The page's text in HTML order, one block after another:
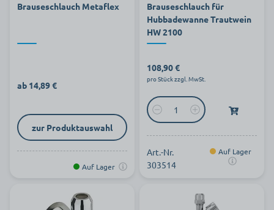
Brauseschlauch Metaflex
ab 14,89 €
zur Produktauswahl
Auf Lager
Brauseschlauch für
Hubbadewanne Trautwein
HW 2100
108,90 €
pro Stück zzgl. MwSt.
Art.-Nr.
303514
Auf Lager